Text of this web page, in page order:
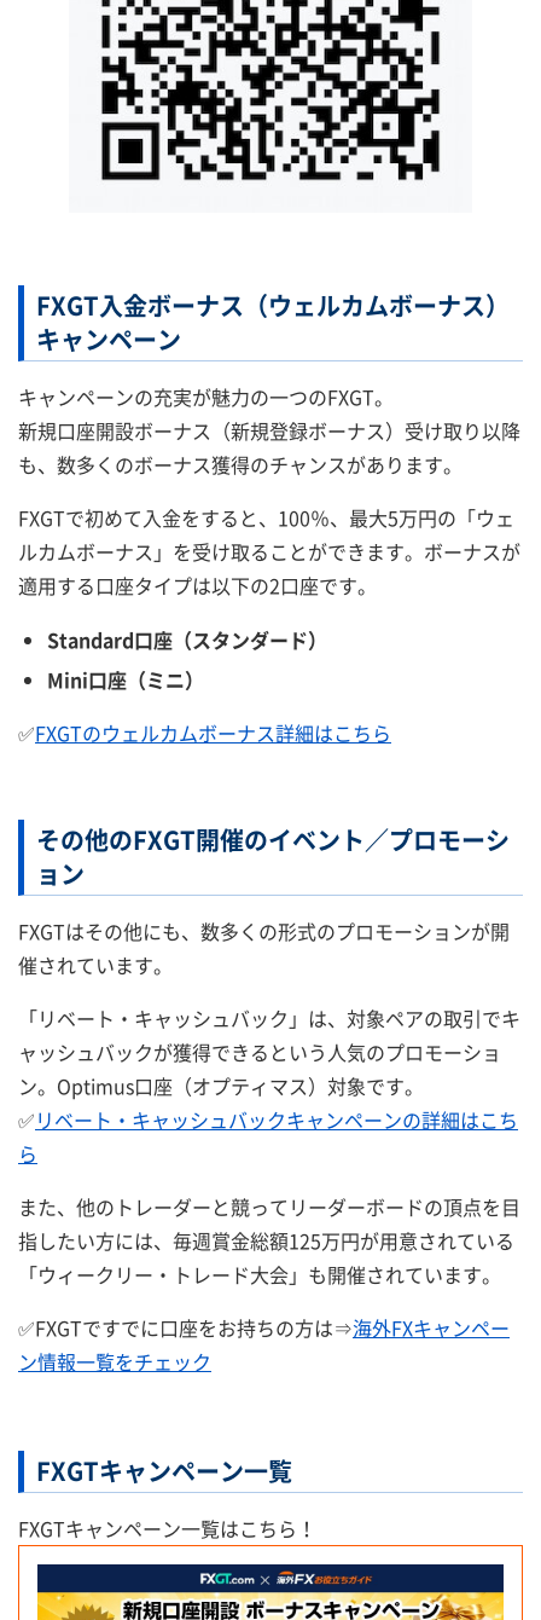
FXGT入金ボーナス（ウェルカムボーナス）
キャンペーン
キャンペーンの充実が魅力の一つのFXGT。
新規口座開設ボーナス（新規登録ボーナス）受け取り以降
も、数多くのボーナス獲得のチャンスがあります。
FXGTで初めて入金をすると、100％、最大5万円の「ウェ
ルカムボーナス」を受け取ることができます。ボーナスが
適用する口座タイプは以下の2口座です。
Standard口座（スタンダード）
Mini口座（ミニ）
✅FXGTのウェルカムボーナス詳細はこちら
その他のFXGT開催のイベント／プロモーシ
ョン
FXGTはその他にも、数多くの形式のプロモーションが開
催されています。
「リベート・キャッシュバック」は、対象ペアの取引でキ
ャッシュバックが獲得できるという人気のプロモーショ
ン。Optimus口座（オプティマス）対象です。
✅リベート・キャッシュバックキャンペーンの詳細はこち
ら
また、他のトレーダーと競ってリーダーボードの頂点を目
指したい方には、毎週賞金総額125万円が用意されている
「ウィークリー・トレード大会」も開催されています。
✅FXGTですでに口座をお持ちの方は⇒海外FXキャンペー
ン情報一覧をチェック
FXGTキャンペーン一覧
FXGTキャンペーン一覧はこちら！